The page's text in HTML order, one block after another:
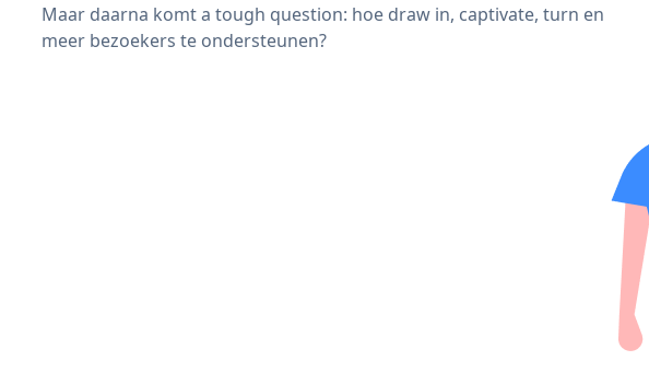
Maar daarna komt a tough question: hoe draw in, captivate, turn en
meer bezoekers te ondersteunen?